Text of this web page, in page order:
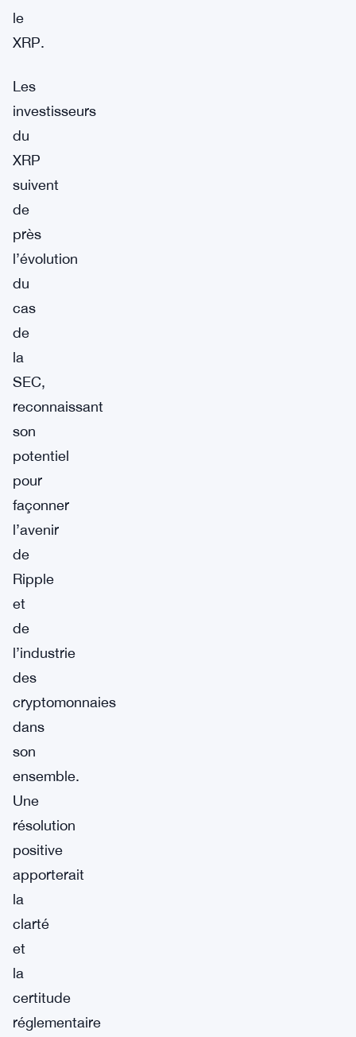
le
XRP.
Les
investisseurs
du
XRP
suivent
de
près
l’évolution
du
cas
de
la
SEC,
reconnaissant
son
potentiel
pour
façonner
l’avenir
de
Ripple
et
de
l’industrie
des
cryptomonnaies
dans
son
ensemble.
Une
résolution
positive
apporterait
la
clarté
et
la
certitude
réglementaire